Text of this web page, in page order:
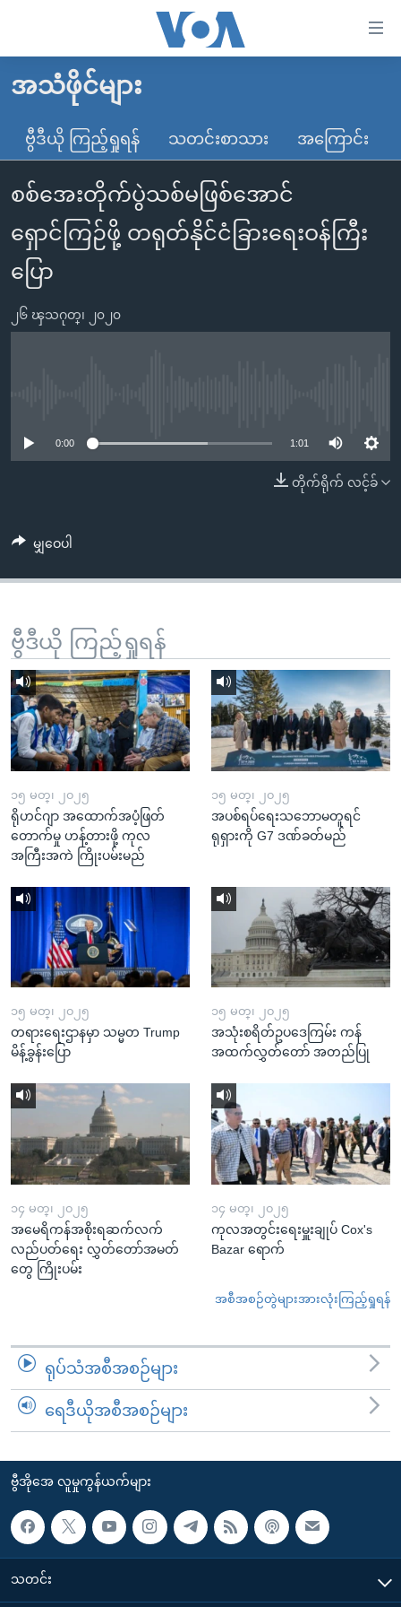
လွယ်ကူ
သည့်
Link
များ
ပင်မ
အကြောင်းအရာ
ကျော်
ကြည့်
ရှာဖွေ
နေရာ
သို့
ကျော်
ရန်
မူလစာမျက်နှာ
မြန်မာ
ကမ္ဘာ့သတင်းများ
နိုင်ငံတကာ
အမေရိကန်
တရုတ်
အစ္စရေး-ပါလက်စတိုင်း
ဗွီဒီယို
သတင်းလွတ်လပ်ခွင့်
ရပ်ဝန်းတခု လမ်းတခု အလွန်
အင်္ဂလိပ်စာလေ့လာမယ်
အမေရိကန်သုံးအီဒီယံ
အပတ်စဉ်ကဏ္ဍများ
အသံဖိုင်များ
ဗွီဒီယို ကြည့်ရှုရန် သတင်းစာသား အကြောင်း
စစ်အေးတိုက်ပွဲသစ်မဖြစ်အောင်
ရှောင်ကြဉ်ဖို့ တရုတ်နိုင်ငံခြားရေးဝန်ကြီး
ပြော
၂၆ ၾသဂုတ္၊ ၂၀၂၀
0:00 1:01
တိုက်ရိုက် လင့်ခ်
မျှဝေပါ
ဗွီဒီယို ကြည့်ရှုရန်
၁၅ မတ္၊ ၂၀၂၅
ရိုဟင်ဂျာ အထောက်အပံ့ဖြတ်
တောက်မှု ဟန့်တားဖို့ ကုလ
အကြီးအကဲ ကြိုးပမ်းမည်
၁၅ မတ္၊ ၂၀၂၅
အပစ်ရပ်ရေးသဘောမတူရင်
ရုရှားကို G7 ဒဏ်ခတ်မည်
၁၅ မတ္၊ ၂၀၂၅
တရားရေးဌာနမှာ သမ္မတ Trump
မိန့်ခွန်းပြော
၁၅ မတ္၊ ၂၀၂၅
အသုံးစရိတ်ဥပဒေကြမ်း ကန်
အထက်လွှတ်တော် အတည်ပြု
၁၄ မတ္၊ ၂၀၂၅
အမေရိကန်အစိုးရဆက်လက်
လည်ပတ်ရေး လွှတ်တော်အမတ်
တွေ ကြိုးပမ်း
၁၄ မတ္၊ ၂၀၂၅
ကုလအတွင်းရေးမှူးချုပ် Cox's
Bazar ရောက်
အစီအစဉ်တွဲများအားလုံးကြည့်ရှုရန်
ရုပ်သံအစီအစဉ်များ
ရေဒီယိုအစီအစဉ်များ
ဗွီအိုအေ လူမှုကွန်ယက်များ
သတင်း